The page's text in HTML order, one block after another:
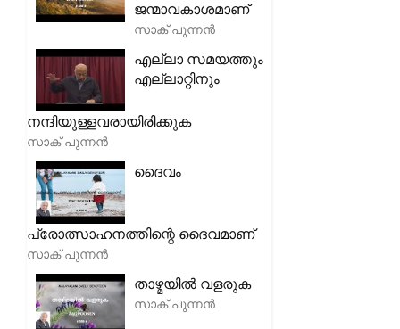
ജന്മാവകാശമാണ്
സാക് പുന്നൻ
എല്ലാ സമയത്തും
എല്ലാറ്റിനും
നന്ദിയുള്ളവരായിരിക്കുക
സാക് പുന്നൻ
ദൈവം
പ്രോത്സാഹനത്തിന്റെ ദൈവമാണ്
സാക് പുന്നൻ
താഴ്മയിൽ വളരുക
സാക് പുന്നൻ